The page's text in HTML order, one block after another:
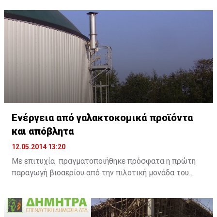
ομοιόμορφα ζωντανά χρώματα. Παράλληλα, η
λειτουργία έξυπνης εξοικονόμησης ενέργειας SMART
ENERGY SAVING, βοηθά τους χρήστες να περιορίσουν
την κατανάλωση ηλεκτρικής ενέργειας.
Ενέργεια από γαλακτοκομικά προϊόντα
και απόβλητα
12.05.2014 13:20
Με επιτυχία πραγματοποιήθηκε πρόσφατα η πρώτη
παραγωγή βιοαερίου από την πιλοτική μονάδα του
διαχείρισης ληγμένων γαλακτοκομικών προϊόντων
στην εξειδικευμένη μονάδα της ANIMALIA GENETICS